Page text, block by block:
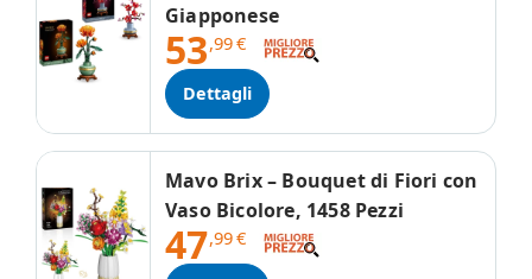
Giapponese
53,99€
Dettagli
Mavo Brix – Bouquet di Fiori con
Vaso Bicolore, 1458 Pezzi
47,99€